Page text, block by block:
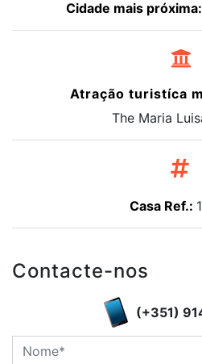
Cidade mais próxima:
Atração turistíca
The Maria
Casa Ref.:
Contacte-nos
(+351)